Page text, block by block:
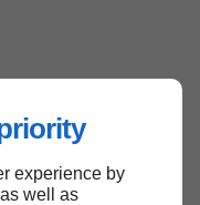
experience by
well as